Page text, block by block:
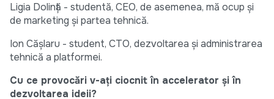
Ligia Dolință - studentă, CEO, de asemenea, mă ocup și
de marketing și partea tehnică.
Ion Cășlaru - student, CTO, dezvoltarea și administrarea
tehnică a platformei.
Cu ce provocări v-ați ciocnit în accelerator și în
dezvoltarea ideii?